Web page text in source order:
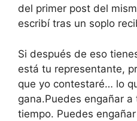
del primer post del
escribí tras un soplo
Si después de eso
está tu representante,
que yo contestaré… lo
gana.Puedes engañar
tiempo. Puedes